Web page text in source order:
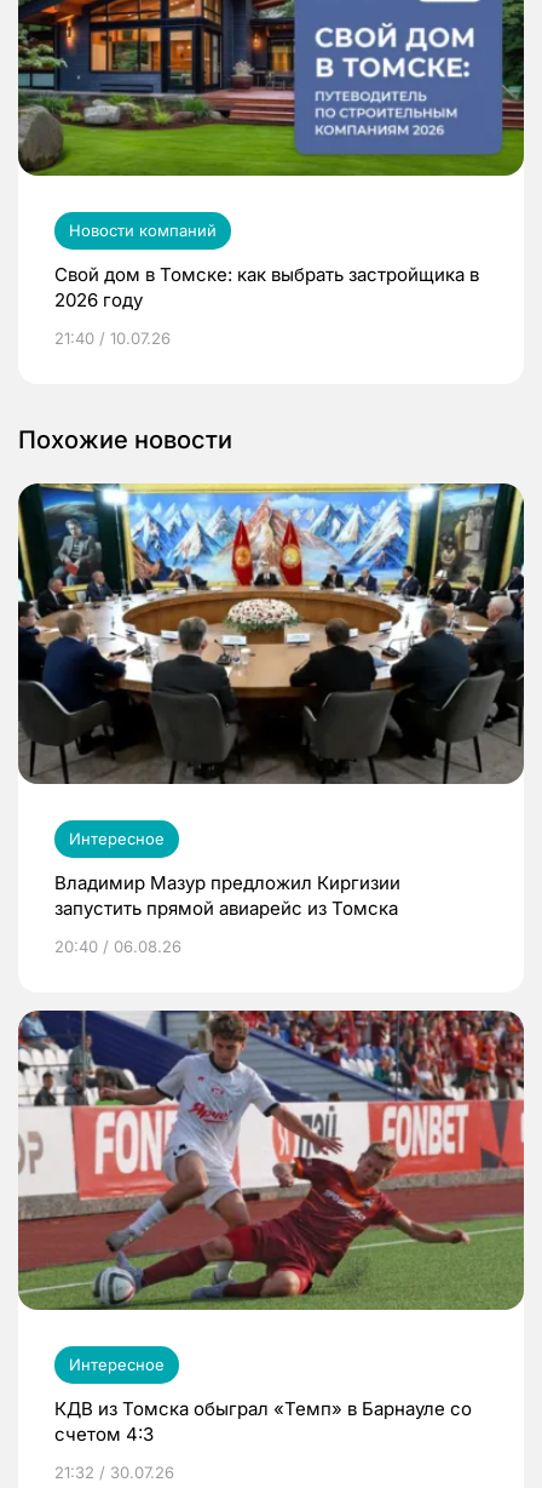
Новости компаний
Свой дом в Томске: как выбрать застройщика в
2026 году
21:40 / 10.07.26
Похожие новости
Интересное
Владимир Мазур предложил Киргизии
запустить прямой авиарейс из Томска
20:40 / 06.08.26
Интересное
КДВ из Томска обыграл «Темп» в Барнауле со
счетом 4:3
21:32 / 30.07.26